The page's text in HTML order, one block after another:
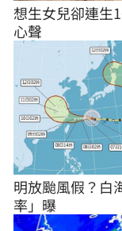
想生女兒卻連生
心聲
明放颱風假？白
率」曝